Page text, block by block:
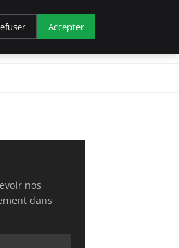
nos
dans
Accepter